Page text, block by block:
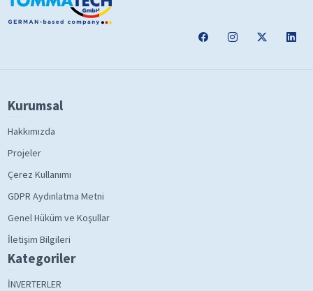
Kurumsal
Hakkımızda
Projeler
Çerez Kullanımı
GDPR Aydınlatma Metni
Genel Hüküm ve Koşullar
İletişim Bilgileri
Kategoriler
İNVERTERLER